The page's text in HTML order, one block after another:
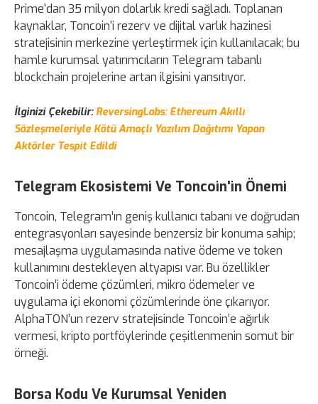
Prime'dan 35 milyon dolarlık kredi sağladı. Toplanan
kaynaklar, Toncoin'i rezerv ve dijital varlık hazinesi
stratejisinin merkezine yerleştirmek için kullanılacak; bu
hamle kurumsal yatırımcıların Telegram tabanlı
blockchain projelerine artan ilgisini yansıtıyor.
İlginizi Çekebilir: ReversingLabs: Ethereum Akıllı
Sözleşmeleriyle Kötü Amaçlı Yazılım Dağıtımı Yapan
Aktörler Tespit Edildi
Telegram Ekosistemi Ve Toncoin'in Önemi
Toncoin, Telegram’ın geniş kullanıcı tabanı ve doğrudan
entegrasyonları sayesinde benzersiz bir konuma sahip;
mesajlaşma uygulamasında native ödeme ve token
kullanımını destekleyen altyapısı var. Bu özellikler
Toncoin’i ödeme çözümleri, mikro ödemeler ve
uygulama içi ekonomi çözümlerinde öne çıkarıyor.
AlphaTON’un rezerv stratejisinde Toncoin’e ağırlık
vermesi, kripto portföylerinde çeşitlenmenin somut bir
örneği.
Borsa Kodu Ve Kurumsal Yeniden